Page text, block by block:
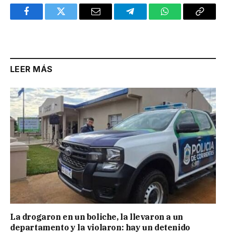
FacebookTwitter Email TelegramWhatsAppCopy
LEER MÁS
La drogaron en un boliche, la llevaron a un
departamento y la violaron: hay un detenido